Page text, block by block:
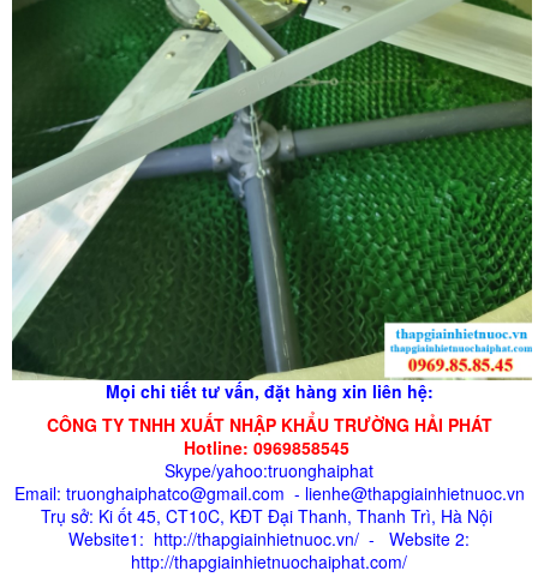
Mọi chi tiết tư vấn, đặt hàng xin liên hệ:
CÔNG TY TNHH XUẤT NHẬP KHẨU TRƯỜNG HẢI PHÁT
Hotline: 0969858545
Skype/yahoo:truonghaiphat
Email: truonghaiphatco@gmail.com - lienhe@thapgiainhietnuoc.vn
Trụ sở: Ki ốt 45, CT10C, KĐT Đại Thanh, Thanh Trì, Hà Nội
Website1: http://thapgiainhietnuoc.vn/ - Website 2:
http://thapgiainhietnuochaiphat.com/